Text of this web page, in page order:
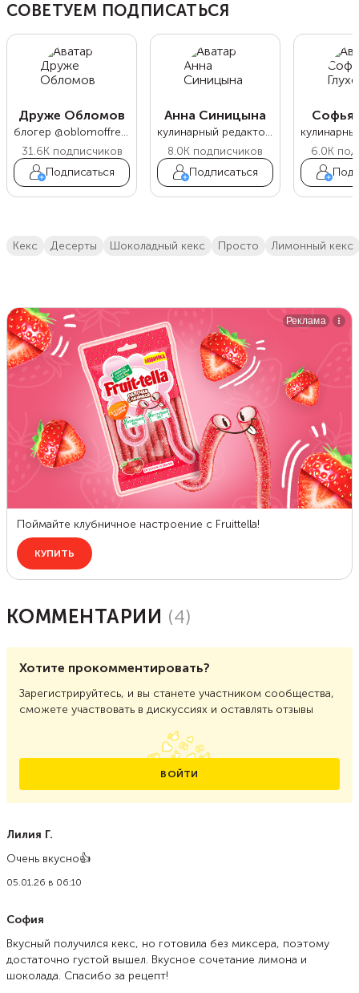
СОВЕТУЕМ ПОДПИСАТЬСЯ
Друже Обломов
блогер @oblomoffrecipe
31.6Kподписчиков
Подписаться
Анна Синицына
кулинарный редактор Food.ru
8.0K подписчиков
Подписаться
Софья
6.0K
кекс десерты Шоколадный кекс просто Лимонный кекс
КОММЕНТАРИИ (4)
Хотите прокомментировать?
Зарегистрируйтесь, и вы станете участником сообщества,
сможете участвовать в дискуссиях и оставлять отзывы
ВОЙТИ
Лилия Г.
Очень вкусно👍
05.01.26 в 06:10
София
Вкусный получился кекс, но готовила без миксера, поэтому
достаточно густой вышел. Вкусное сочетание лимона и
шоколада. Спасибо за рецепт!